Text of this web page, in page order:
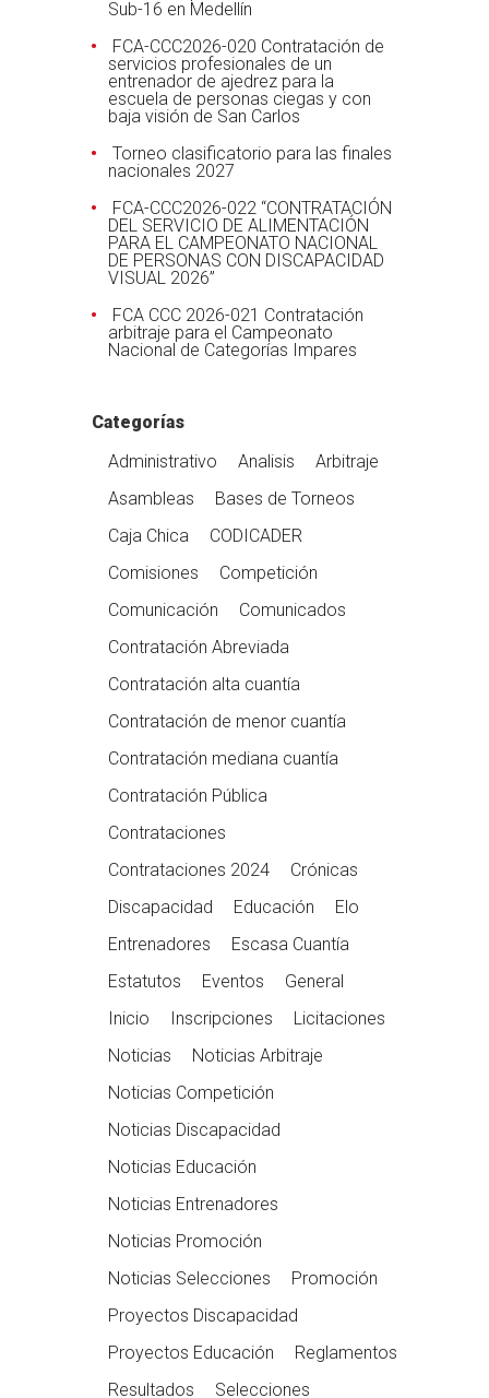
Sub-16 en Medellín
FCA-CCC2026-020 Contratación de
servicios profesionales de un
entrenador de ajedrez para la
escuela de personas ciegas y con
baja visión de San Carlos
Torneo clasificatorio para las finales
nacionales 2027
FCA-CCC2026-022 “CONTRATACIÓN
DEL SERVICIO DE ALIMENTACIÓN
PARA EL CAMPEONATO NACIONAL
DE PERSONAS CON DISCAPACIDAD
VISUAL 2026”
FCA CCC 2026-021 Contratación
arbitraje para el Campeonato
Nacional de Categorías Impares
Categorías
Administrativo
Analisis
Arbitraje
Asambleas
Bases de Torneos
Caja Chica
CODICADER
Comisiones
Competición
Comunicación
Comunicados
Contratación Abreviada
Contratación alta cuantía
Contratación de menor cuantía
Contratación mediana cuantía
Contratación Pública
Contrataciones
Contrataciones 2024
Crónicas
Discapacidad
Educación
Elo
Entrenadores
Escasa Cuantía
Estatutos
Eventos
General
Inicio
Inscripciones
Licitaciones
Noticias
Noticias Arbitraje
Noticias Competición
Noticias Discapacidad
Noticias Educación
Noticias Entrenadores
Noticias Promoción
Noticias Selecciones
Promoción
Proyectos Discapacidad
Proyectos Educación
Reglamentos
Resultados
Selecciones